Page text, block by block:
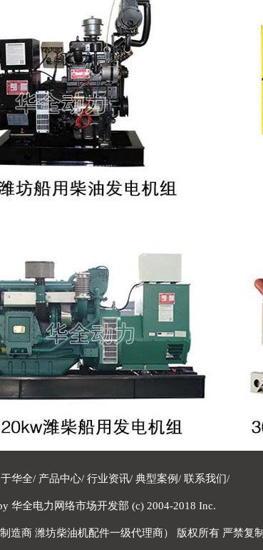
华全/ 产品中心/ 行业资讯/ 典型案例/ 联系我们/
华全电力网络市场开发部 (c) 2004-2018 Inc.
造商 潍坊柴油机配件一级代理商） 版权所有 严禁复制